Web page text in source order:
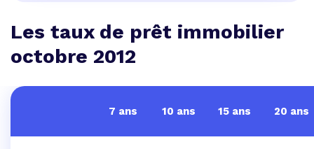
Les taux de prêt immobilier
octobre 2012
7 ans 10 ans 15 ans 20 ans